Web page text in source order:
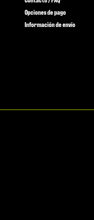
Opciones de pago
Información de envío